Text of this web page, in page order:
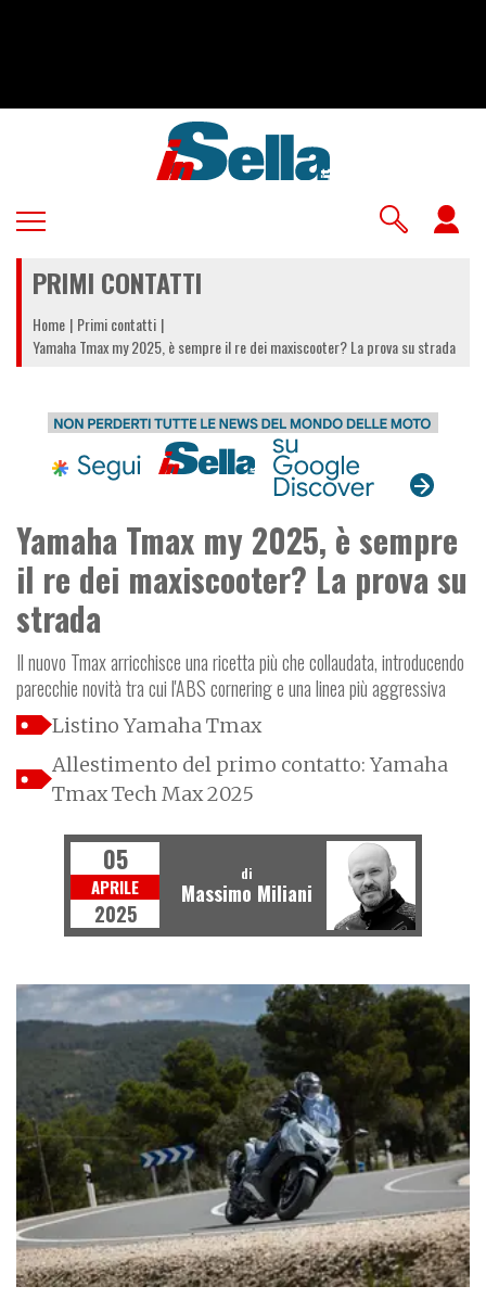
PRIMI CONTATTI
Home Primi contatti
Yamaha Tmax my 2025, è sempre il re dei maxiscooter? La prova su strada
Yamaha Tmax my 2025, è sempre
il re dei maxiscooter? La prova su
strada
Il nuovo Tmax arricchisce una ricetta più che collaudata, introducendo
parecchie novità tra cui l'ABS cornering e una linea più aggressiva
Listino Yamaha Tmax
Allestimento del primo contatto: Yamaha
Tmax Tech Max 2025
05
APRILE
2025
di
Massimo Miliani